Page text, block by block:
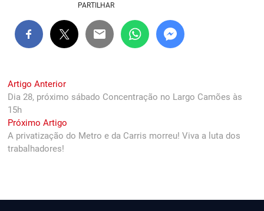
PARTILHAR
Navegação
de
artigos
Artigo AnteriorPrevious
post:
Dia 28, próximo sábado Concentração no Largo Camões às
15h
Próximo Artigo
post:
A privatização do Metro e da Carris morreu! Viva a luta dos
trabalhadores!